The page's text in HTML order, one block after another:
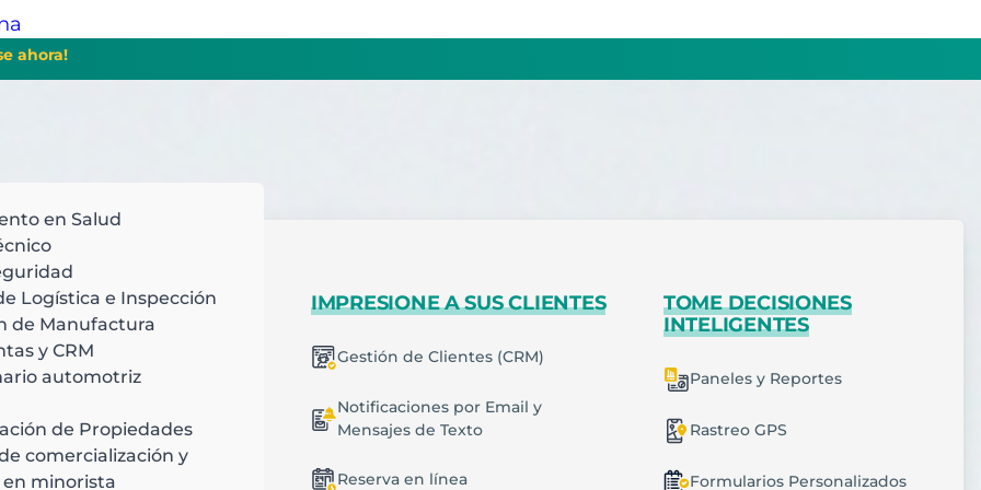
ahora!
DE MANERA
inteligente
recurrentes
de Trabajos y Tareas
IMPRESIONE A SUS CLIENTES
Gestión de Clientes (CRM)
Notificaciones por Email y
Mensajes de Texto
Reserva en línea
TOME DECISIONES
INTELIGENTES
Paneles y Reportes
Rastreo GPS
Formularios Personalizados
en Salud
Logística e Inspección
de Manufactura
y CRM
automotriz
de Propiedades
comercialización y
minorista
de tareas
e información